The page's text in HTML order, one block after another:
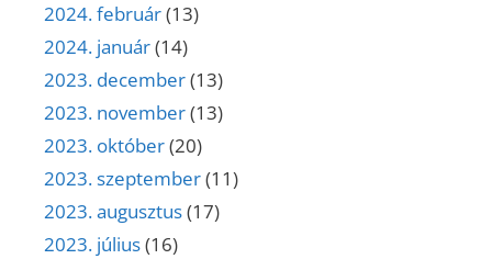
2024. február(13)
2024. január(14)
2023. december(13)
2023. november(13)
2023. október(20)
2023. szeptember(11)
2023. augusztus(17)
2023. július(16)